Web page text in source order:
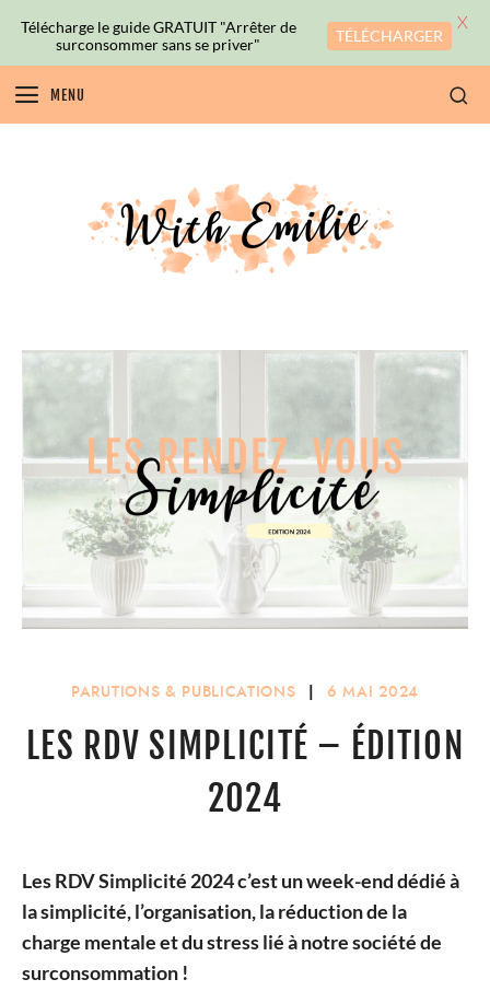
MENU
PARUTIONS & PUBLICATIONS | 6 MAI 2024
LES RDV SIMPLICITÉ – ÉDITION
2024
Les RDV Simplicité 2024 c’est un week-end dédié à
la simplicité, l’organisation, la réduction de la
charge mentale et du stress lié à notre société de
surconsommation !
Télécharge le guide GRATUIT "Arrêter de
surconsommer sans se priver"
TÉLÉCHARGER
X